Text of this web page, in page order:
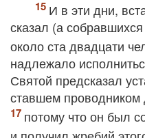
И в эти дни,
сказал (а
около ста двадцати
надлежало
Святой предсказал
ставшем
потому что он был